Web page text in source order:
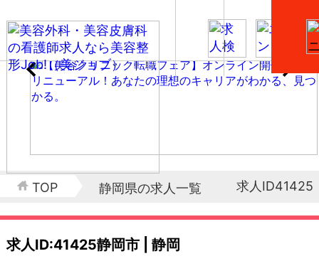
TOP 静岡県の求人一覧 求人ID41425
求人ID:41425静岡市 | 静岡